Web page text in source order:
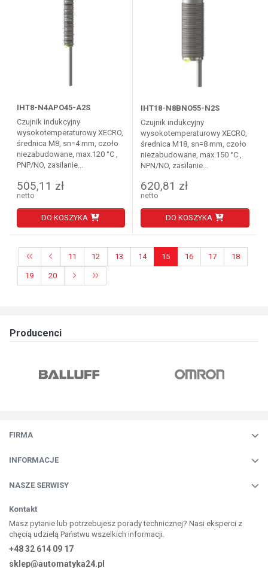
IHT8-N4APO45-A2S
Czujnik indukcyjny
wysokotemperaturowy XECRO,
średnica M8, sn=4 mm, czoło
niezabudowane, max.120 °C ,
PNP/NO, zasilanie...
505,11 zł
netto
DO KOSZYKA
IHT18-N8BNO55-N2S
Czujnik indukcyjny
wysokotemperaturowy XECRO,
średnica M18, sn=8 mm, czoło
niezabudowane, max.150 °C ,
NPN/NO, zasilanie...
620,81 zł
netto
DO KOSZYKA
11 12 13 14 15 16 17 18
19 20
Producenci
FIRMA
INFORMACJE
NASZE SERWISY
Kontakt
Masz pytanie lub potrzebujesz porady technicznej? Nasi eksperci z
chęcią udzielą Państwu wszelkich informacji.
+48 32 614 09 17
sklep@automatyka24.pl